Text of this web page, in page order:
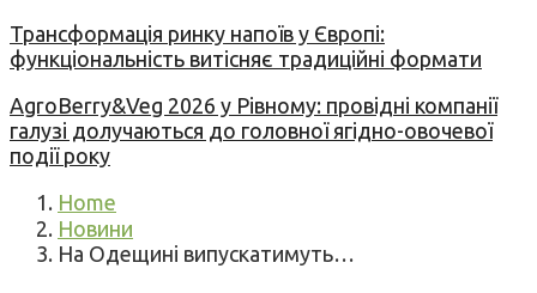
Трансформація ринку напоїв у Європі:
функціональність витісняє традиційні формати
AgroBerry&Veg 2026 у Рівному: провідні компанії
галузі долучаються до головної ягідно-овочевої
події року
Home
Новини
На Одещині випускатимуть…